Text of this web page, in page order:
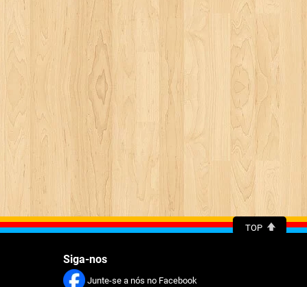
TOP
Siga-nos
Junte-se a nós no Facebook